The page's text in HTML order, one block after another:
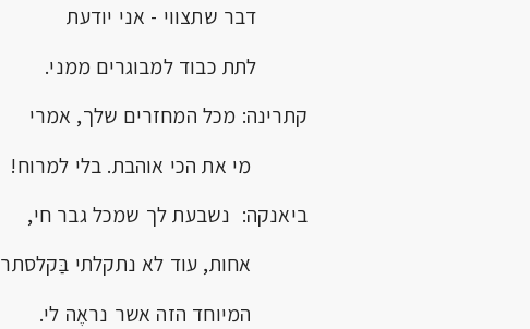
דבר שתצווי - אני יודעת
לתת כבוד למבוגרים ממני.
קתרינה: מכל המחזרים שלך, אמרי
מי את הכי אוהבת. בלי למרוח!
ביאנקה: נשבעת לך שמכל גבר חי,
אחות, עוד לא נתקלתי בַּקלסתר
המיוחד הזה אשר נראֶה לי.